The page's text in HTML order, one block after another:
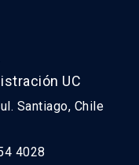
UC
Santiago, Chile
4028